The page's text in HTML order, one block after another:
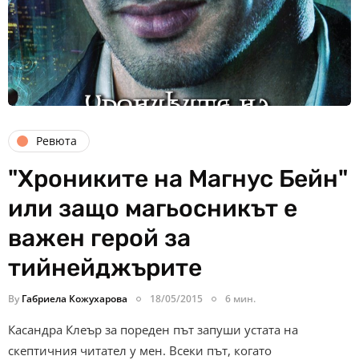
Ревюта
"Хрониките на Магнус Бейн"
или защо магьосникът е
важен герой за
тийнейджърите
By Габриела Кожухарова 18/05/2015 6 мин.
Касандра Клеър за пореден път запуши устата на
скептичния читател у мен. Всеки път, когато